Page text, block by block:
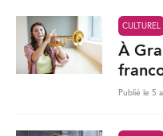
CULTUREL
À
Publié le 5